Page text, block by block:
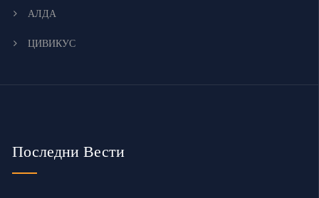
АЛДА
ЦИВИКУС
Последни Вести